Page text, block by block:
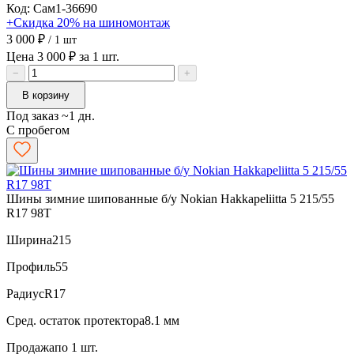
Код: Сам1-36690
+Скидка 20% на шиномонтаж
3 000 ₽ / 1 шт
Цена 3 000 ₽ за 1 шт.
−
+
В корзину
Под заказ ~1 дн.
С пробегом
Шины зимние шипованные б/у Nokian Hakkapeliitta 5 215/55
R17 98T
Ширина215
Профиль55
РадиусR17
Сред. остаток протектора8.1 мм
Продажапо 1 шт.